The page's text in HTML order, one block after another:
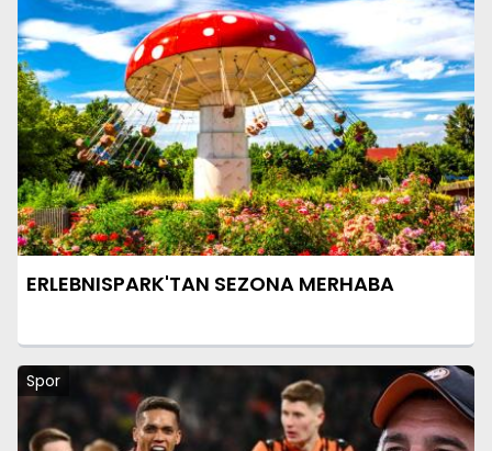
ERLEBNISPARK'TAN SEZONA MERHABA
Spor